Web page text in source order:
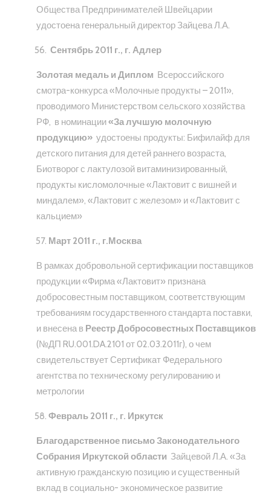
Общества Предпринимателей Швейцарии
удостоена генеральный директор Зайцева Л.А.
Сентябрь 2011 г., г. Адлер
Золотая медаль и Диплом Всероссийского
смотра-конкурса «Молочные продукты – 2011»,
проводимого Министерством сельского хозяйства
РФ, в номинации«За лучшую молочную
продукцию» удостоены продукты: Бифилайф для
детского питания для детей раннего возраста,
Биотворог с лактулозой витаминизированный,
продукты кисломолочные «Лактовит с вишней и
миндалем», «Лактовит с железом» и «Лактовит с
кальцием»
Март 2011 г., г.Москва
В рамках добровольной сертификации поставщиков
продукции «Фирма «Лактовит» признана
добросовестным поставщиком, соответствующим
требованиям государственного стандарта поставки,
и внесена в Реестр Добросовестных Поставщиков
(№ДП RU.001.DA.2101 от 02.03.2011г), о чем
свидетельствует Сертификат Федерального
агентства по техническому регулированию и
метрологии
Февраль 2011 г., г. Иркутск
Благодарственное письмо Законодательного
Собрания Иркутской области Зайцевой Л.А. «За
активную гражданскую позицию и существенный
вклад в социально- экономическое развитие